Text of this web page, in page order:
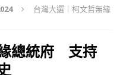
台灣大選｜柯文哲無緣
總統府 支持